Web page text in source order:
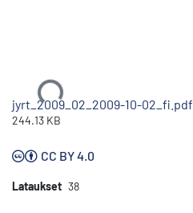
Ladataan...
jyrt_2009_02_2009-10-02_fi.pdf
244.13 KB
CC BY 4.0
Lataukset 38